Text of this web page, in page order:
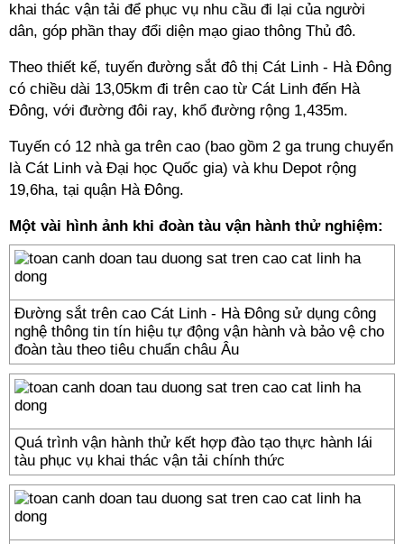
khai thác vận tải để phục vụ nhu cầu đi lại của người
dân, góp phần thay đổi diện mạo giao thông Thủ đô.
Theo thiết kế, tuyến đường sắt đô thị Cát Linh - Hà Đông
có chiều dài 13,05km đi trên cao từ Cát Linh đến Hà
Đông, với đường đôi ray, khổ đường rộng 1,435m.
Tuyến có 12 nhà ga trên cao (bao gồm 2 ga trung chuyển
là Cát Linh và Đại học Quốc gia) và khu Depot rộng
19,6ha, tại quận Hà Đông.
Một vài hình ảnh khi đoàn tàu vận hành thử nghiệm:
Đường sắt trên cao Cát Linh - Hà Đông sử dụng công
nghệ thông tin tín hiệu tự động vận hành và bảo vệ cho
đoàn tàu theo tiêu chuẩn châu Âu
Quá trình vận hành thử kết hợp đào tạo thực hành lái
tàu phục vụ khai thác vận tải chính thức